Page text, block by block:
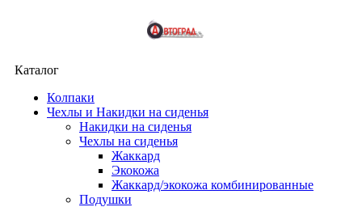
Каталог
Колпаки
Чехлы и Накидки на сиденья
Накидки на сиденья
Чехлы на сиденья
Жаккард
Экокожа
Жаккард/экокожа комбинированные
Подушки